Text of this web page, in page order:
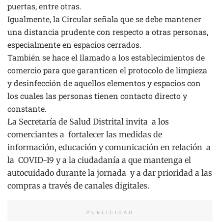
puertas, entre otras.
Igualmente, la Circular señala que se debe mantener
una distancia prudente con respecto a otras personas,
especialmente en espacios cerrados.
También se hace el llamado a los establecimientos de
comercio para que garanticen el protocolo de limpieza
y desinfección de aquellos elementos y espacios con
los cuales las personas tienen contacto directo y
constante.
La Secretaría de Salud Distrital invita a los
comerciantes a fortalecer las medidas de
información, educación y comunicación en relación a
la COVID-19 y a la ciudadanía a que mantenga el
autocuidado durante la jornada y a dar prioridad a las
compras a través de canales digitales.
PUBLICIDAD